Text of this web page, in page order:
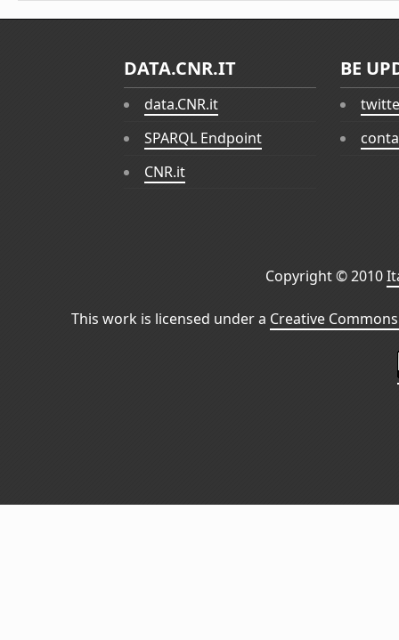
DATA.CNR.IT
data.CNR.it
SPARQL Endpoint
CNR.it
BE
Copyright © 2010
This work is licensed under a Creative